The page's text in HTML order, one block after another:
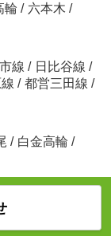
輪 / 六本木 /
線 / 日比谷線 /
/ 都営三田線 /
/ 白金高輪 /